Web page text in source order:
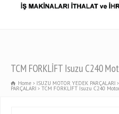
TCM FORKLİFT Isuzu C240
Home ISUZU MOTOR YEDEK PARÇALARI
PARÇALARI TCM FORKLİFT Isuzu C240